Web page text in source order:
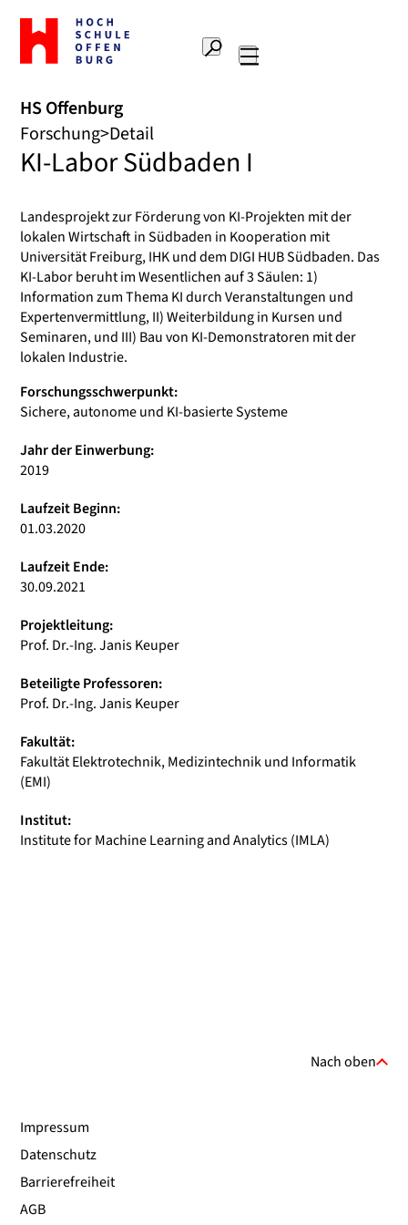
Zur
Startseite
Hochschule
Suche
HS Offenburg
Forschung Detail
KI-Labor Südbaden I
Landesprojekt zur Förderung von KI-Projekten mit der
lokalen Wirtschaft in Südbaden in Kooperation mit
Universität Freiburg, IHK und dem DIGI HUB Südbaden. Das
KI-Labor beruht im Wesentlichen auf 3 Säulen: 1)
Information zum Thema KI durch Veranstaltungen und
Expertenvermittlung, II) Weiterbildung in Kursen und
Seminaren, und III) Bau von KI-Demonstratoren mit der
lokalen Industrie.
Forschungsschwerpunkt:
Sichere, autonome und KI-basierte Systeme
Jahr der Einwerbung:
2019
Laufzeit Beginn:
01.03.2020
Laufzeit Ende:
30.09.2021
Projektleitung:
Prof. Dr.-Ing. Janis Keuper
Beteiligte Professoren:
Prof. Dr.-Ing. Janis Keuper
Fakultät:
Fakultät Elektrotechnik, Medizintechnik und Informatik
(EMI)
Institut:
Institute for Machine Learning and Analytics (IMLA)
Nach oben
Impressum
Datenschutz
Barrierefreiheit
AGB